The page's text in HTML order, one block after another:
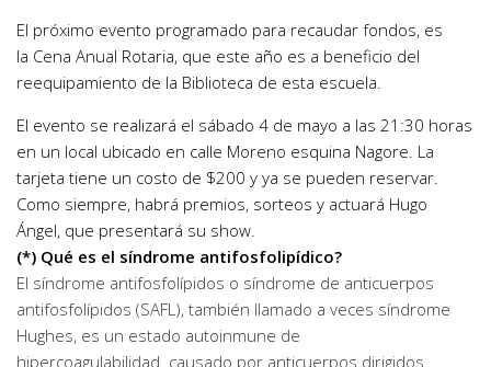
El próximo evento programado para recaudar fondos, es
la Cena Anual Rotaria, que este año es a beneficio del
reequipamiento de la Biblioteca de esta escuela.
El evento se realizará el sábado 4 de mayo a las 21:30 horas
en un local ubicado en calle Moreno esquina Nagore. La
tarjeta tiene un costo de $200 y ya se pueden reservar.
Como siempre, habrá premios, sorteos y actuará Hugo
Ángel, que presentará su show.
(*) Qué es el síndrome antifosfolipídico?
El síndrome antifosfolípidos o síndrome de anticuerpos
antifosfolípidos (SAFL), también llamado a veces síndrome
Hughes, es un estado autoinmune de
hipercoagulabilidad causado por anticuerpos dirigidos